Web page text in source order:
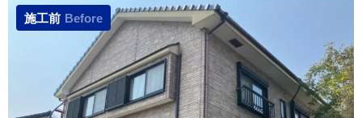
施工前 Before